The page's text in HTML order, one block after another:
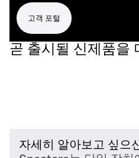
고객 포털
곧 출시될 신제품을
자세히 알아보고 싶으